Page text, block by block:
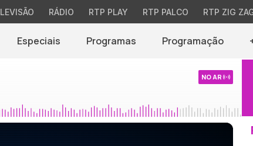
RÁDIO RTP PLAY RTP PALCO RTP ZIG
Especiais Programas Programação
NO AR